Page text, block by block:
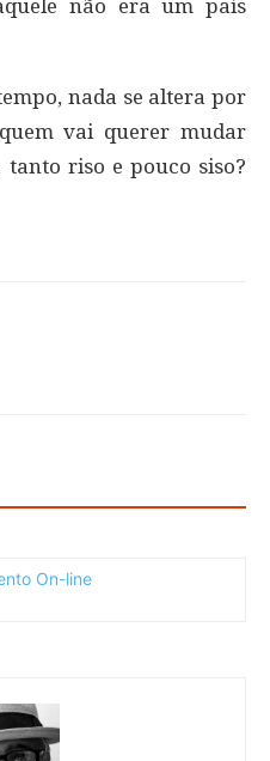
não era um país
nada se altera por
vai querer mudar
riso e pouco siso?